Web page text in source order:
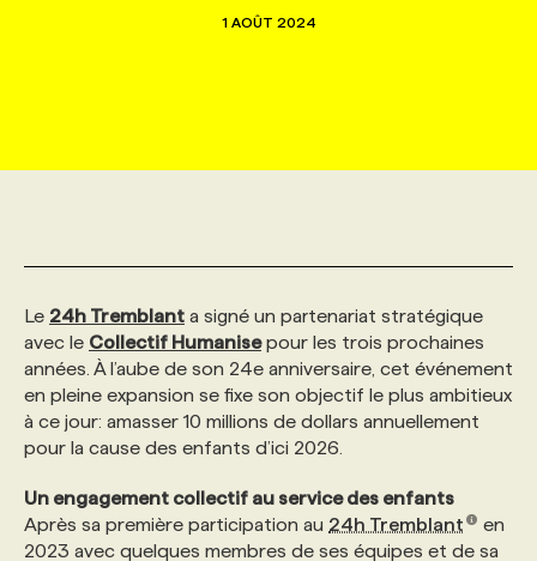
PRIX ET DISTINCTIONS
GEO/SEO
ÉVÉNEMENTIEL
NOS AUTEUR‧RICES
FAQ
FORMATIONS PERSONNALISÉES
NOS FORMATEUR‧RICES
POURQUOI CHOISIR NOS FORMATIONS
NOS TARIFS
NOS EXPERTISES
FAQ
1 AOÛT 2024
Le 24h Tremblant a signé un partenariat stratégique
avec le Collectif Humanisepour les trois prochaines
années. À l’aube de son 24e anniversaire, cet événement
en pleine expansion se fixe son objectif le plus ambitieux
à ce jour: amasser 10 millions de dollars annuellement
pour la cause des enfants d’ici 2026.
Un engagement collectif au service des enfants
Après sa première participation au 24h Tremblant
en
2023 avec quelques membres de ses équipes et de sa